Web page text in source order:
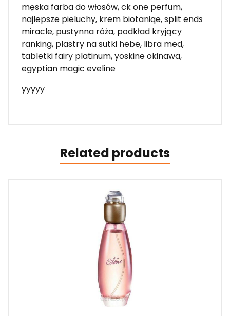
męska farba do włosów, ck one perfum,
najlepsze pieluchy, krem biotaniqe, split ends
miracle, pustynna róża, podkład kryjący
ranking, plastry na sutki hebe, libra med,
tabletki fairy platinum, yoskine okinawa,
egyptian magic eveline
yyyyy
Related products